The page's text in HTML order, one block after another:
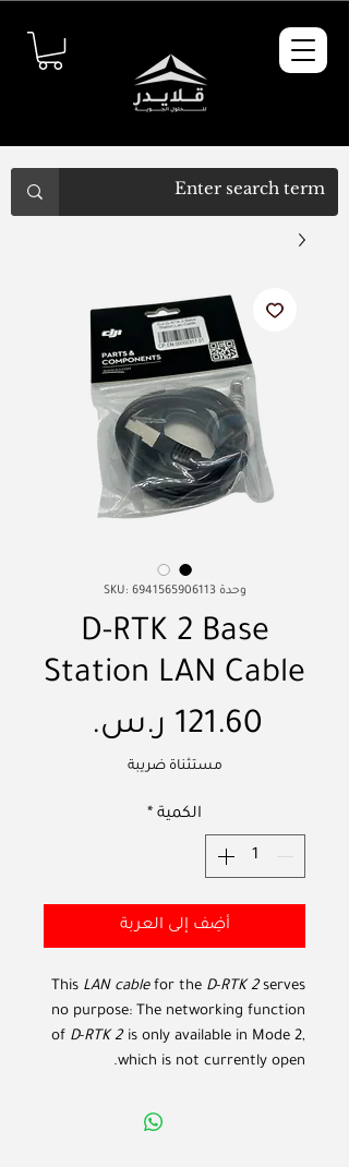
وحدة SKU: 6941565906113
D-RTK 2 Base
Station LAN Cable
مستثناة ضريبة
الكمية *
أضِف إلى العربة
This LAN cablefor the D-RTK 2serves
no purpose: The networking function
of D-RTK 2is only available in Mode 2,
which is not currently open.